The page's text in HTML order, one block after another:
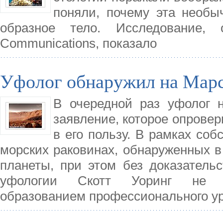
поняли, почему эта
образное тело.
Communications, показало
Уфолог обнаружил на
В очередной раз уфолог
заявление, которое
в его пользу. В рамках
морских раковинах, обнаруженных
планеты, при этом без
уфологии Скотт Уоринг не
образованием профессионального